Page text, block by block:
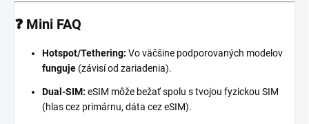
❓ Mini FAQ
Hotspot/Tethering: Vo väčšine podporovaných modelov
funguje (závisí od zariadenia).
Dual-SIM: eSIM môže bežať spolu s tvojou fyzickou SIM
(hlas cez primárnu, dáta cez eSIM).